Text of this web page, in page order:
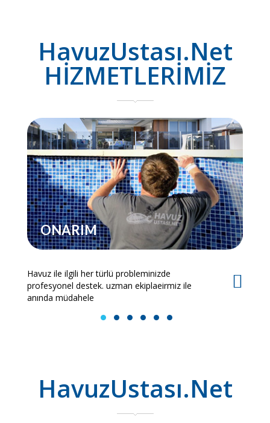
HavuzUstası.Net
HİZMETLERİMİZ
ONARIM
Havuz ile ilgili her türlü probleminizde
profesyonel destek. uzman ekiplaeirmiz ile
anında müdahele
1 2 3 4 5 6
HavuzUstası.Net